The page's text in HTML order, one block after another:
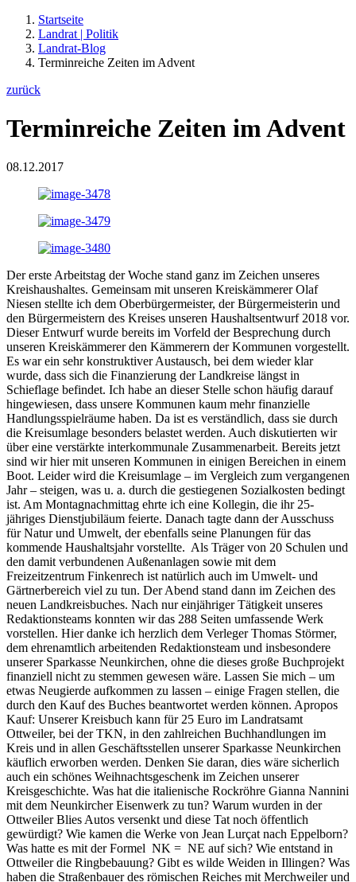
Startseite
Landrat | Politik
Landrat-Blog
Terminreiche Zeiten im Advent
zurück
Terminreiche Zeiten im Advent
08.12.2017
Der erste Arbeitstag der Woche stand ganz im Zeichen unseres
Kreishaushaltes. Gemeinsam mit unseren Kreiskämmerer Olaf
Niesen stellte ich dem Oberbürgermeister, der Bürgermeisterin und
den Bürgermeistern des Kreises unseren Haushaltsentwurf 2018 vor.
Dieser Entwurf wurde bereits im Vorfeld der Besprechung durch
unseren Kreiskämmerer den Kämmerern der Kommunen vorgestellt.
Es war ein sehr konstruktiver Austausch, bei dem wieder klar
wurde, dass sich die Finanzierung der Landkreise längst in
Schieflage befindet. Ich habe an dieser Stelle schon häufig darauf
hingewiesen, dass unsere Kommunen kaum mehr finanzielle
Handlungsspielräume haben. Da ist es verständlich, dass sie durch
die Kreisumlage besonders belastet werden. Auch diskutierten wir
über eine verstärkte interkommunale Zusammenarbeit. Bereits jetzt
sind wir hier mit unseren Kommunen in einigen Bereichen in einem
Boot. Leider wird die Kreisumlage – im Vergleich zum vergangenen
Jahr – steigen, was u. a. durch die gestiegenen Sozialkosten bedingt
ist. Am Montagnachmittag ehrte ich eine Kollegin, die ihr 25-
jähriges Dienstjubiläum feierte. Danach tagte dann der Ausschuss
für Natur und Umwelt, der ebenfalls seine Planungen für das
kommende Haushaltsjahr vorstellte. Als Träger von 20 Schulen und
den damit verbundenen Außenanlagen sowie mit dem
Freizeitzentrum Finkenrech ist natürlich auch im Umwelt- und
Gärtnerbereich viel zu tun. Der Abend stand dann im Zeichen des
neuen Landkreisbuches. Nach nur einjähriger Tätigkeit unseres
Redaktionsteams konnten wir das 288 Seiten umfassende Werk
vorstellen. Hier danke ich herzlich dem Verleger Thomas Störmer,
dem ehrenamtlich arbeitenden Redaktionsteam und insbesondere
unserer Sparkasse Neunkirchen, ohne die dieses große Buchprojekt
finanziell nicht zu stemmen gewesen wäre. Lassen Sie mich – um
etwas Neugierde aufkommen zu lassen – einige Fragen stellen, die
durch den Kauf des Buches beantwortet werden können. Apropos
Kauf: Unserer Kreisbuch kann für 25 Euro im Landratsamt
Ottweiler, bei der TKN, in den zahlreichen Buchhandlungen im
Kreis und in allen Geschäftsstellen unserer Sparkasse Neunkirchen
käuflich erworben werden. Denken Sie daran, dies wäre sicherlich
auch ein schönes Weihnachtsgeschenk im Zeichen unserer
Kreisgeschichte. Was hat die italienische Rockröhre Gianna Nannini
mit dem Neunkircher Eisenwerk zu tun? Warum wurden in der
Ottweiler Blies Autos versenkt und diese Tat noch öffentlich
gewürdigt? Wie kamen die Werke von Jean Lurçat nach Eppelborn?
Was hatte es mit der Formel NK = NE auf sich? Wie entstand in
Ottweiler die Ringbebauung? Gibt es wilde Weiden in Illingen? Was
haben die Straßenbauer des römischen Reiches mit Merchweiler und